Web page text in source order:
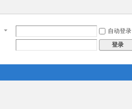
自动登录
登录